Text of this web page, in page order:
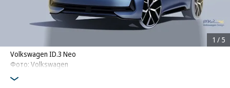
Volkswagen ID.3 Neo
Фото: Volkswagen
1 / 5